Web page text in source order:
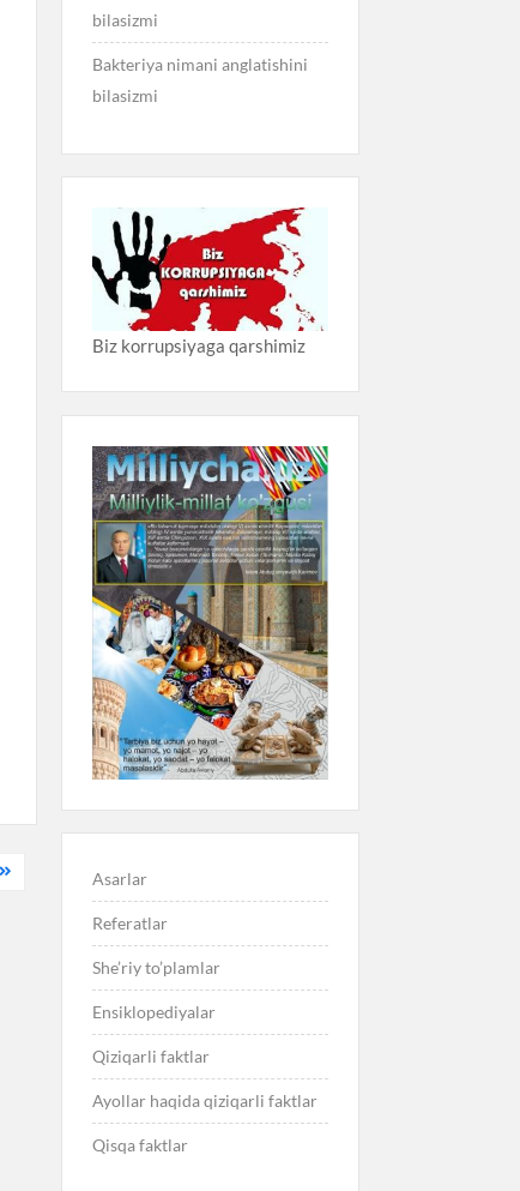
bilasizmi
Bakteriya nimani anglatishini
bilasizmi
Biz korrupsiyaga qarshimiz
Asarlar
Referatlar
She’riy to’plamlar
Ensiklopediyalar
Qiziqarli faktlar
Ayollar haqida qiziqarli faktlar
Qisqa faktlar